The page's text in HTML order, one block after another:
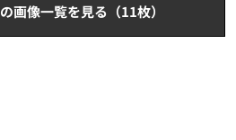
画像一覧を見る（11枚）